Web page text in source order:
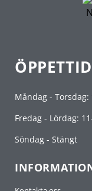
Måndag - Torsdag:
Fredag - Lördag:
Söndag - Stängt